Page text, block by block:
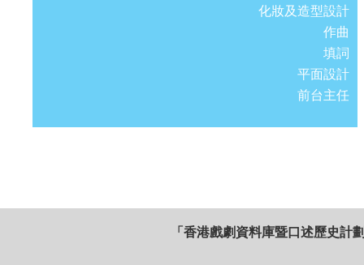
化妝及造型設計
作曲
填詞
平面設計
前台主任
「香港戲劇資料庫暨口述歷史計